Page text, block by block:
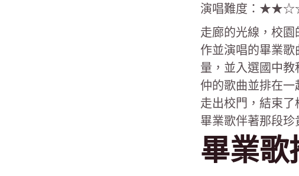
演唱難度：
走廊的光線，校
作並演唱的畢業
量，並入選國中
仲的歌曲並排在一
走出校門，結束
畢業歌伴著那段珍
畢業歌